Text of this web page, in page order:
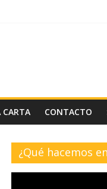
CARTA CONTACTO
¿Qué hacemos